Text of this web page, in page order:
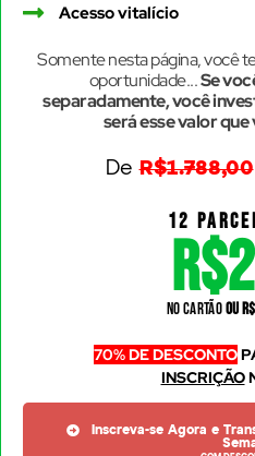
Acesso vitalício
Somente nesta página, você
oportunidade...Se
separadamente, você
será esse valor
DeR$1.788,00
12
no cartãoou
70% DE DESCONTO
INSCRIÇÃO
Inscreva-se Agora e